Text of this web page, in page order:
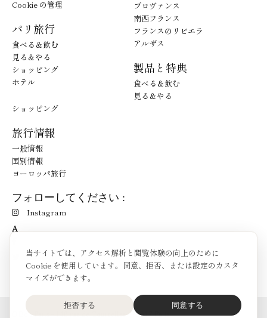
当サイトでは、アクセス解析と閲覧体験の向上のために
Cookie を使用しています。同意、拒否、または設定のカスタ
マイズができます。
拒否する 同意する
Cookie の管理
パリ旅行
食べる＆飲む
見る＆やる
ショッピング
ホテル
プロヴァンス
南西フランス
フランスのリビエラ
アルザス
製品と特典
食べる＆飲む
見る＆やる
ショッピング
旅行情報
一般情報
国別情報
ヨーロッパ旅行
フォローしてください :
Instagram
A
O'Bon Paris - 148 rue de Courcelles - 75017 Paris